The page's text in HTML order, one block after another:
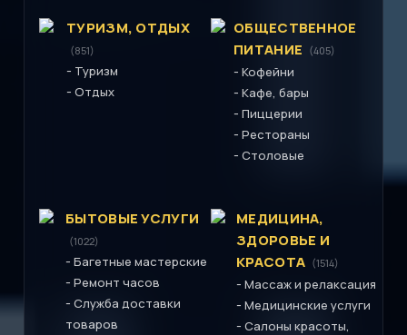
ТУРИЗМ, ОТДЫХ
(851)
- Туризм
- Отдых
ОБЩЕСТВЕННОЕ
ПИТАНИЕ (405)
- Кофейни
- Кафе, бары
- Пиццерии
- Рестораны
- Столовые
БЫТОВЫЕ УСЛУГИ
(1022)
- Багетные мастерские
- Ремонт часов
- Служба доставки
товаров
МЕДИЦИНА,
ЗДОРОВЬЕ И
КРАСОТА (1514)
- Массаж и релаксация
- Медицинские услуги
- Салоны красоты,